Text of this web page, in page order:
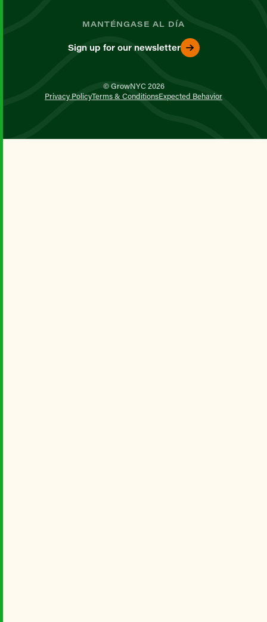
MANTÉNGASE AL DÍA
Sign up for our newsletter
© GrowNYC 2026
Privacy PolicyTerms & ConditionsExpected Behavior